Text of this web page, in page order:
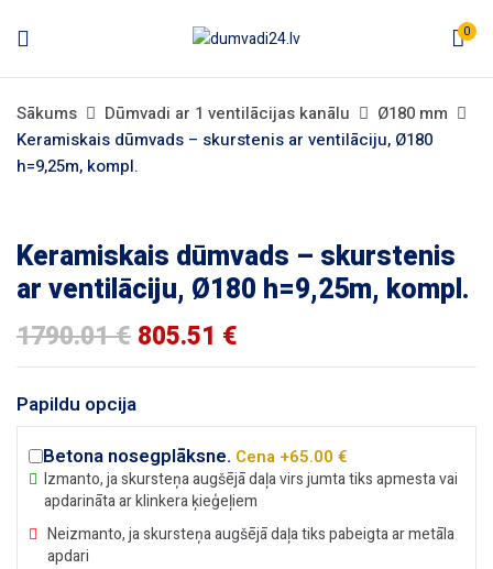
0
Sākums Dūmvadi ar 1 ventilācijas kanālu
Ø180 mm
Keramiskais dūmvads – skurstenis ar ventilāciju, Ø180
h=9,25m, kompl.
Keramiskais dūmvads – skurstenis
ar ventilāciju, Ø180 h=9,25m, kompl.
1790.01€ 805.51 €
Papildu opcija
Betona nosegplāksne. Cena +65.00 €
Izmanto, ja skursteņa augšējā daļa virs jumta tiks apmesta vai
apdarināta ar klinkera ķieģeļiem
Neizmanto, ja skursteņa augšējā daļa tiks pabeigta ar metāla
apdari